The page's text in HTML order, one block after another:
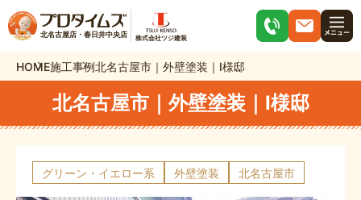
北名古屋店・春日井中央店 株式会社ツジ建装
HOME施工事例北名古屋市｜外壁塗装｜I様邸
北名古屋市｜外壁塗装｜I様邸
グリーン・イエロー系 外壁塗装 北名古屋市